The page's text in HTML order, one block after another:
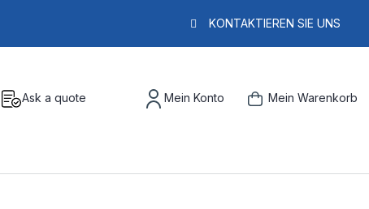
KONTAKTIEREN SIE UNS
Ask a quote Mein Konto Mein Warenkorb